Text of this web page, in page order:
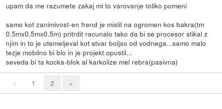
upam da me razumete zakaj mi to varovanje toliko pomeni
samo kot zanimivost-en frend je mislil na ogromen kos bakra(tm
0.5mx0.5mx0.5m) pritrdit racunalo tako da bi se procesor stikal z
njim in to je utemeljeval kot stvar boljso od vodnega...samo malo
tezje mobilno bi blo in je projekt opustil...
seveda bi ta kocka-blok al karkolize mel rebra(pasivna)
« 1 2 »